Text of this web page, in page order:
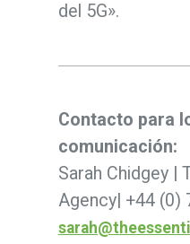
del 5G».
Contacto para
comunicación:
Sarah Chidgey |
Agency| +44 (0)